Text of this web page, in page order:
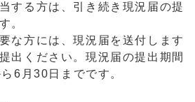
する方は、引き続き現況届の提
。
な方には、現況届を送付します
出ください。現況届の提出期間
6月30日までです。